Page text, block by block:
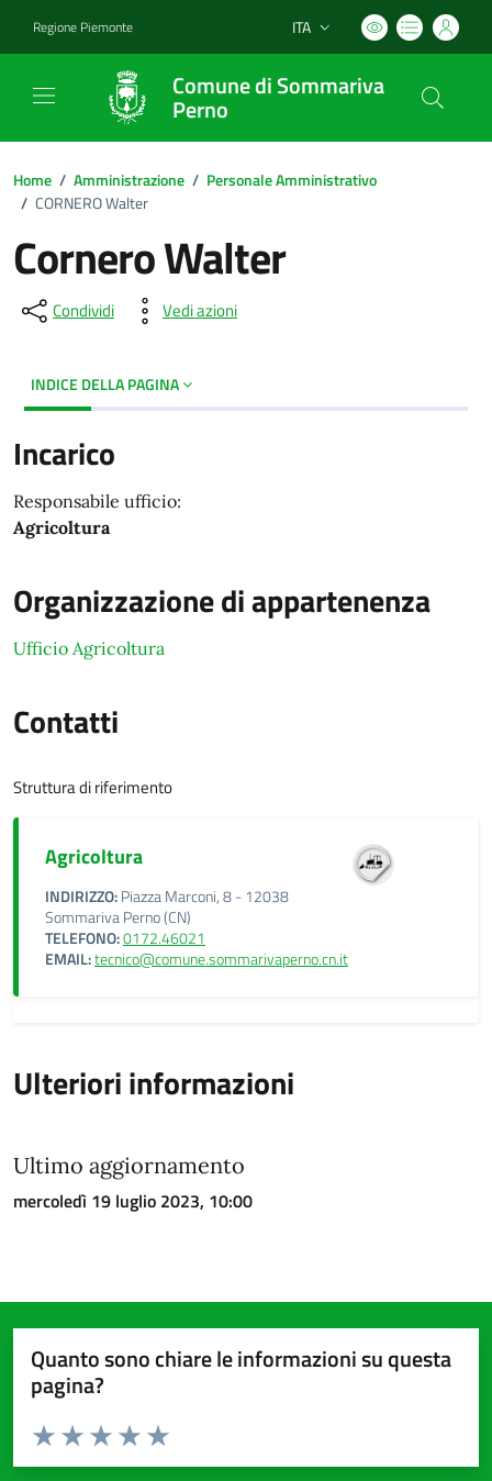
Regione Piemonte Lingua attiva:
ITA
Comune di Sommariva
Perno
Home / Amministrazione / Personale Amministrativo
/ CORNERO Walter
Cornero Walter
Condividi Vedi azioni
INDICE DELLA PAGINA
Incarico
Responsabile ufficio:
Agricoltura
Organizzazione di appartenenza
Ufficio Agricoltura
Contatti
Struttura di riferimento
Agricoltura
INDIRIZZO:Piazza Marconi, 8 - 12038
Sommariva Perno (CN)
TELEFONO:0172.46021
EMAIL:tecnico@comune.sommarivaperno.cn.it
Ulteriori informazioni
Ultimo aggiornamento
mercoledì 19 luglio 2023, 10:00
Quanto sono chiare le informazioni su questa
pagina?
Valuta da 1 a 5 stelle la pagina
Valuta 5 stelle su 5
Valuta 4 stelle su 5
Valuta 3 stelle su 5
Valuta 2 stelle su 5
Valuta 1 stelle su 5